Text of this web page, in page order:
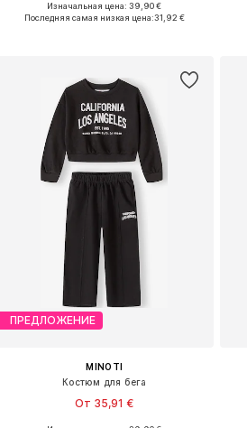
Доступно множество размеров
Изначальная цена: 39,90 €
Последняя самая низкая цена:31,92 €
ПРЕДЛОЖЕНИЕ
MINOTI
Костюм для бега
От 35,91 €